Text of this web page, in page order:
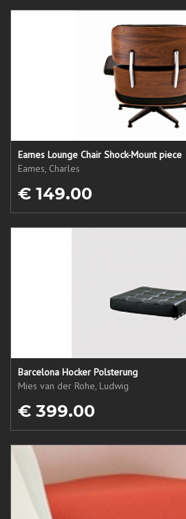
Eames Lounge Chair Shock-Mount piece
Eames, Charles
€ 149.00
Barcelona Hocker Polsterung
Mies van der Rohe, Ludwig
€ 399.00